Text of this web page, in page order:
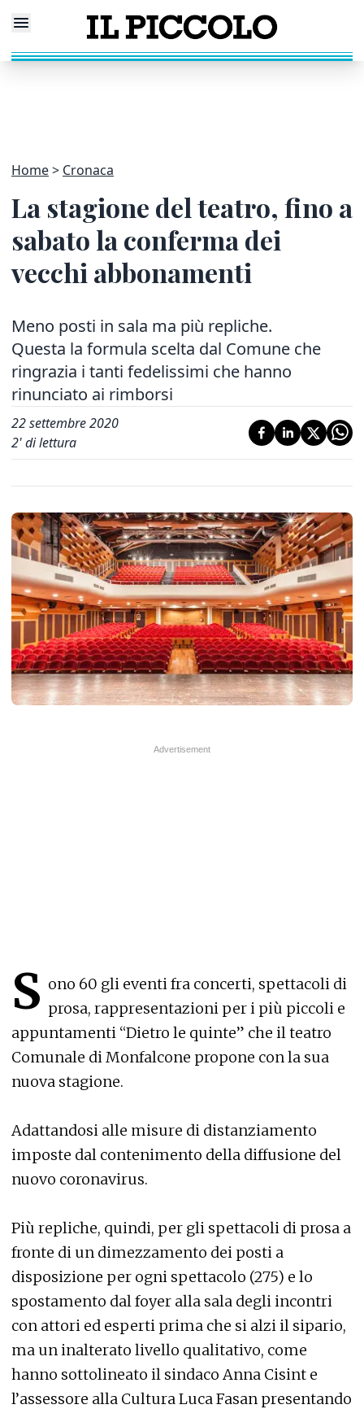
Home Cronaca
La stagione del teatro, fino a
sabato la conferma dei
vecchi abbonamenti
Meno posti in sala ma più repliche.
Questa la formula scelta dal Comune che
ringrazia i tanti fedelissimi che hanno
rinunciato ai rimborsi
22 settembre 2020
2' di lettura
S ono 60 gli eventi fra concerti, spettacoli di
prosa, rappresentazioni per i più piccoli e
appuntamenti “Dietro le quinte” che il teatro
Comunale di Monfalcone propone con la sua
nuova stagione.
Adattandosi alle misure di distanziamento
imposte dal contenimento della diffusione del
nuovo coronavirus.
Più repliche, quindi, per gli spettacoli di prosa a
fronte di un dimezzamento dei posti a
disposizione per ogni spettacolo (275) e lo
spostamento dal foyer alla sala degli incontri
con attori ed esperti prima che si alzi il sipario,
ma un inalterato livello qualitativo, come
hanno sottolineato il sindaco Anna Cisint e
l’assessore alla Cultura Luca Fasan presentando